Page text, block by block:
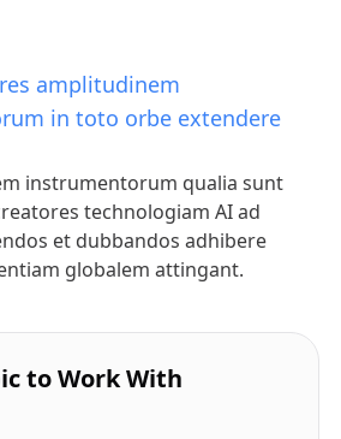
amplitudinem
in toto orbe extendere
instrumentorum qualia sunt
technologiam AI ad
et dubbandos adhibere
globalem attingant.
to Work With